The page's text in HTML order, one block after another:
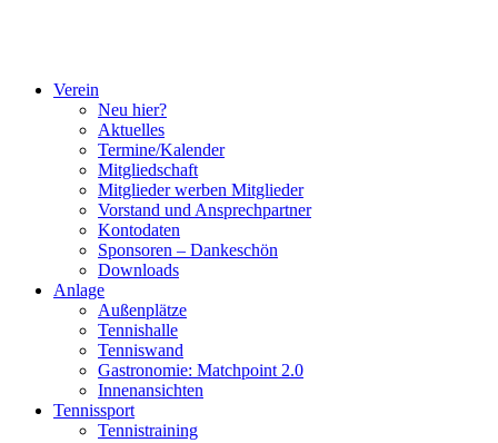
Verein
Neu hier?
Aktuelles
Termine/Kalender
Mitgliedschaft
Mitglieder werben Mitglieder
Vorstand und Ansprechpartner
Kontodaten
Sponsoren – Dankeschön
Downloads
Anlage
Außenplätze
Tennishalle
Tenniswand
Gastronomie: Matchpoint 2.0
Innenansichten
Tennissport
Tennistraining